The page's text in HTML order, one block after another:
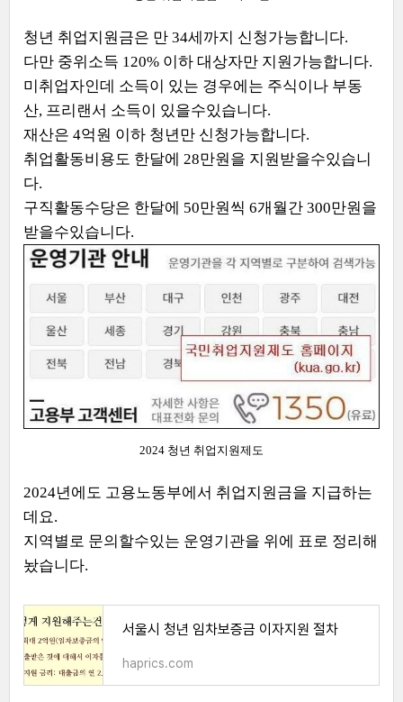
청년 취업지원금은 만 34세까지 신청가능합니다.
다만 중위소득 120% 이하 대상자만 지원가능합니다.
미취업자인데 소득이 있는 경우에는 주식이나 부동
산, 프리랜서 소득이 있을수있습니다.
재산은 4억원 이하 청년만 신청가능합니다.
취업활동비용도 한달에 28만원을 지원받을수있습니
다.
구직활동수당은 한달에 50만원씩 6개월간 300만원을
받을수있습니다.
2024 청년 취업지원제도
2024년에도 고용노동부에서 취업지원금을 지급하는
데요.
지역별로 문의할수있는 운영기관을 위에 표로 정리해
놨습니다.
서울시 청년 임차보증금 이자지원 절차
haprics.com